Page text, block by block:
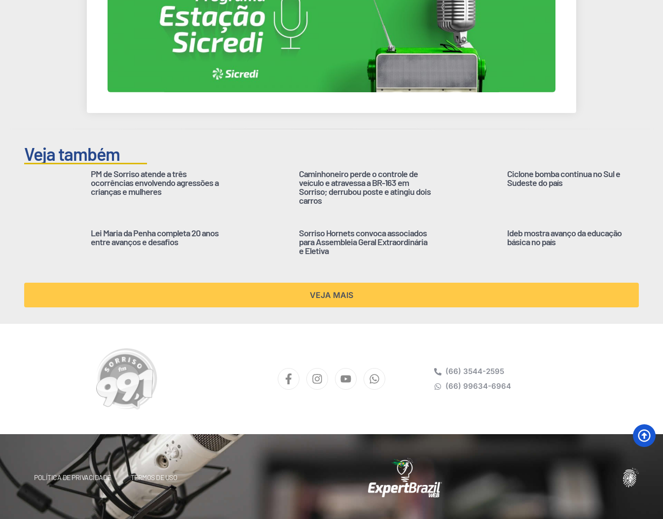
Veja também
PM de Sorriso atende a três
ocorrências envolvendo agressões a
crianças e mulheres
Caminhoneiro perde o controle de
veículo e atravessa a BR-163 em
Sorriso; derrubou poste e atingiu dois
carros
Ciclone bomba continua no Sul e
Sudeste do país
Lei Maria da Penha completa 20 anos
entre avanços e desafios
Sorriso Hornets convoca associados
para Assembleia Geral Extraordinária
e Eletiva
Ideb mostra avanço da educação
básica no país
VEJA MAIS
(66) 3544-2595
(66) 99634-6964
POLÍTICA DE PRIVACIDADE TERMOS DE USO